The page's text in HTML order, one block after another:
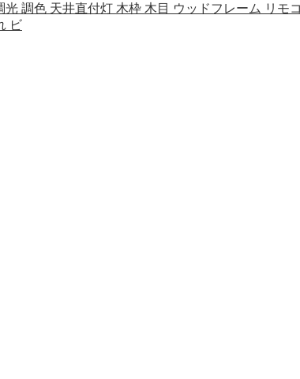
調色 天井直付灯 木枠 木目 ウッドフレーム リモ
ビ